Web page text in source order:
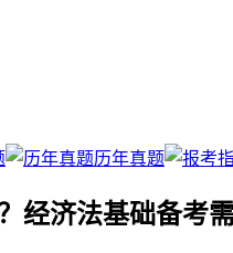
历年真题
经济法基础备考